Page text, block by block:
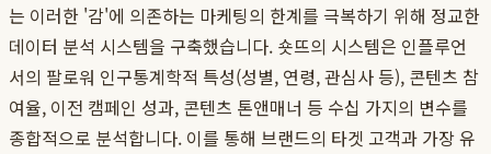
는 이러한 '감'에 의존하는 마케팅의 한계를 극복하기 위해 정교한
데이터 분석 시스템을 구축했습니다. 숏뜨의 시스템은 인플루언
서의 팔로워 인구통계학적 특성(성별, 연령, 관심사 등), 콘텐츠 참
여율, 이전 캠페인 성과, 콘텐츠 톤앤매너 등 수십 가지의 변수를
종합적으로 분석합니다. 이를 통해 브랜드의 타겟 고객과 가장 유